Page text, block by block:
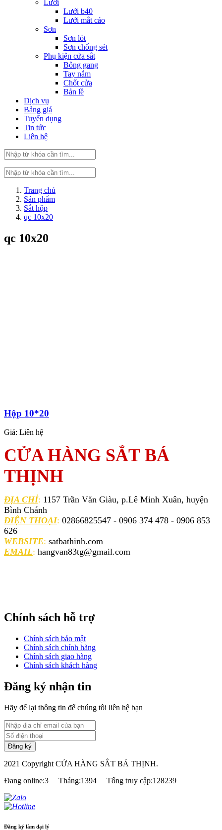
Lưới
Lưới b40
Lưới mắt cáo
Sơn
Sơn lót
Sơn chống sét
Phụ kiện cửa sắt
Bông gang
Tay nắm
Chốt cửa
Bản lề
Dịch vụ
Bảng giá
Tuyển dụng
Tin tức
Liên hệ
Trang chủ
Sản phẩm
Sắt hộp
qc 10x20
qc 10x20
Hộp 10*20
Giá: Liên hệ
CỬA HÀNG SẮT BÁ
THỊNH
ĐỊA CHỈ: 1157 Trần Văn Giàu, p.Lê Minh Xuân, huyện
Bình Chánh
ĐIỆN THOẠI: 02866825547 - 0906 374 478 - 0906 853
626
WEBSITE: satbathinh.com
EMAIL: hangvan83tg@gmail.com
Chính sách hỗ trợ
Chính sách bảo mật
Chính sách chính hãng
Chính sách giao hàng
Chính sách khách hàng
Đăng ký nhận tin
Hãy để lại thông tin để chúng tôi liên hệ bạn
2021 Copyright CỬA HÀNG SẮT BÁ THỊNH.
Đang online:3
Tháng:1394 Tổng truy cập:128239
Đăng ký làm đại lý